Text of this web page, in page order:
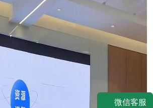
微信客服